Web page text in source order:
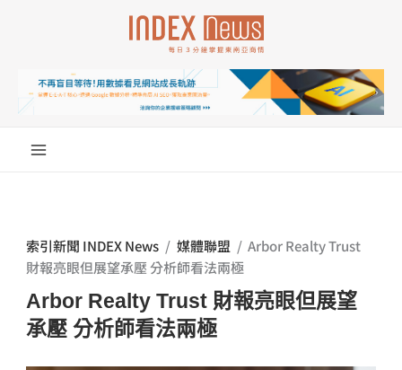
索引新聞 INDEX News / 媒體聯盟 / Arbor Realty Trust
財報亮眼但展望承壓 分析師看法兩極
Arbor Realty Trust 財報亮眼但展望
承壓 分析師看法兩極